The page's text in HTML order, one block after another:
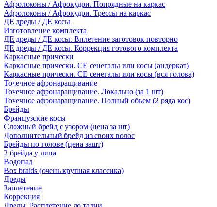
Афролоконы / Афрокудри. Попрядные на каркас
Афролоконы / Афрокудри. Трессы на каркас
ДЕ дреды / ДЕ косы
Изготовление комплекта
ДЕ дреды / ДЕ косы. Вплетение заготовок повторно
ДЕ дреды / ДЕ косы. Коррекция готового комплекта
Каркасные прически
Каркасные прически. СЕ сенегалы или косы (андеркат)
Каркасные прически. СЕ сенегалы или косы (вся голова)
Точечное афронаращивание
Точечное афронаращивание. Локально (за 1 шт)
Точечное афронаращивание. Полный объем (2 ряда кос)
Брейды
Французские косы
Сложный брейд с узором (цена за шт)
Дополнительный брейд из своих волос
Брейды по голове (цена зашт)
2 брейда у лица
Водопад
Box braids (очень крупная классика)
Дреды
Заплетение
Коррекция
Дреды. Расплетение до талии